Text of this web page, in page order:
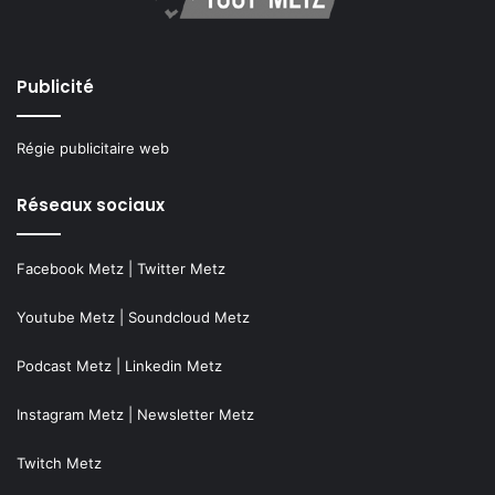
Publicité
Régie publicitaire web
Réseaux sociaux
Facebook Metz Twitter Metz
Youtube Metz Soundcloud Metz
Podcast Metz Linkedin Metz
Instagram Metz Newsletter Metz
Twitch Metz